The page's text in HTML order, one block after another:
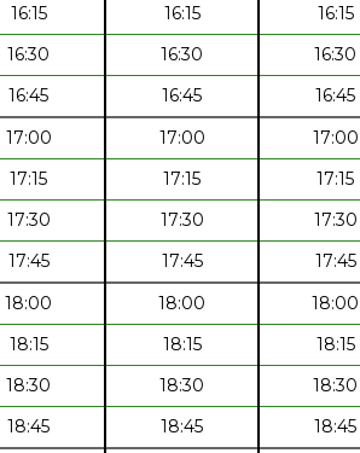
16:15 16:15 16:15
16:30 16:30 16:30
16:45 16:45 16:45
17:00 17:00 17:00
17:15 17:15 17:15
17:30 17:30 17:30
17:45 17:45 17:45
18:00 18:00 18:00
18:15 18:15 18:15
18:30 18:30 18:30
18:45 18:45 18:45